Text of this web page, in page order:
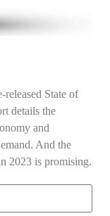
State of
details the
and
And the
2023 is promising.